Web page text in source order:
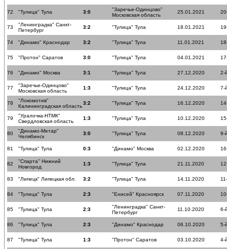
72 "Тулица" Тула 3:0
"Заречье-Одинцово"
Московская область
25.01.2021
73
"Ленинградка" Санкт-
Петербург
3:2 "Тулица" Тула 18.01.2021
74 "Динамо" Краснодар 3:2 "Тулица" Тула 11.01.2021
75 "Протон" Саратов 3:0 "Тулица" Тула 04.01.2021
76 "Динамо" Москва 3:1 "Тулица" Тула 27.12.2020 2-
77
"Заречье-Одинцово"
Московская область
1:3 "Тулица" Тула 24.12.2020 7-
78
"Локомотив"
Калининградская область
3:2 "Тулица" Тула 16.12.2020
79
"Уралочка-НТМК"
Свердловская область
1:3 "Тулица" Тула 10.12.2020
80
"Динамо-Метар"
Челябинск
3:0 "Тулица" Тула 08.12.2020 9-
81 "Тулица" Тула 0:3 "Динамо" Москва 02.12.2020
82
"Спарта" Нижний
Новгород
1:3 "Тулица" Тула 21.11.2020
83 "Липецк" Липецкая обл. 3:2 "Тулица" Тула 14.11.2020
84 "Тулица" Тула 2:3 "Енисей" Красноярск 07.11.2020
85 "Тулица" Тула 2:3
"Ленинградка" Санкт-
Петербург
11.10.2020 6-
86 "Тулица" Тула 2:3 "Динамо" Краснодар 06.10.2020 5-
87 "Тулица" Тула 1:3 "Протон" Саратов 03.10.2020 4-